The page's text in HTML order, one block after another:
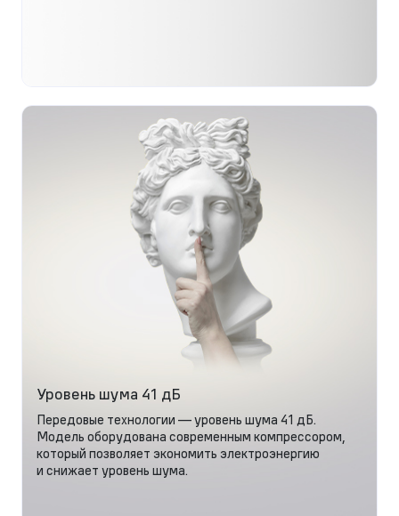
Уровень шума 41 дБ
Передовые технологии — уровень шума 41 дБ.
Модель оборудована современным компрессором,
который позволяет экономить электроэнергию
и снижает уровень шума.